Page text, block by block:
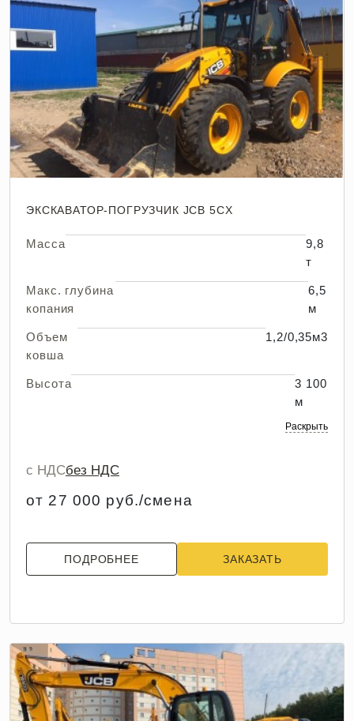
ЭКСКАВАТОР-ПОГРУЗЧИК JCB 5CX
Масса
9,8
т
Макс. глубина
копания
6,5
м
Объем
ковша
1,2/0,35м3
Высота
3 100
м
Раскрыть
с НДСбез НДС
от 27 000 руб./смена
ПОДРОБНЕЕ ЗАКАЗАТЬ